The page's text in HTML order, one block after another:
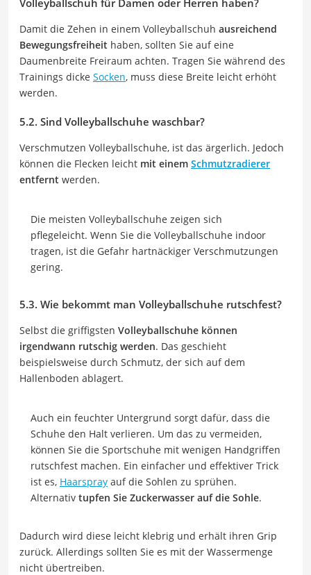
Damit die Zehen in einem Volleyballschuh ausreichend
Bewegungsfreiheit haben, sollten Sie auf eine
Daumenbreite Freiraum achten. Tragen Sie während des
Trainings dicke Socken, muss diese Breite leicht erhöht
werden.
5.2. Sind Volleyballschuhe waschbar?
Verschmutzen Volleyballschuhe, ist das ärgerlich. Jedoch
können die Flecken leicht mit einem Schmutzradierer
entfernt werden.
Die meisten Volleyballschuhe zeigen sich
pflegeleicht. Wenn Sie die Volleyballschuhe indoor
tragen, ist die Gefahr hartnäckiger Verschmutzungen
gering.
5.3. Wie bekommt man Volleyballschuhe rutschfest?
Selbst die griffigsten Volleyballschuhe können
irgendwann rutschig werden. Das geschieht
beispielsweise durch Schmutz, der sich auf dem
Hallenboden ablagert.
Auch ein feuchter Untergrund sorgt dafür, dass die
Schuhe den Halt verlieren. Um das zu vermeiden,
können Sie die Sportschuhe mit wenigen Handgriffen
rutschfest machen. Ein einfacher und effektiver Trick
ist es, Haarspray auf die Sohlen zu sprühen.
Alternativ tupfen Sie Zuckerwasser auf die Sohle.
Dadurch wird diese leicht klebrig und erhält ihren Grip
zurück. Allerdings sollten Sie es mit der Wassermenge
nicht übertreiben.